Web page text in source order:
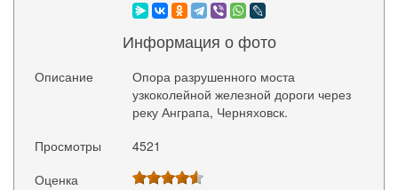
Информация о фото
Описание
Опора разрушенного моста
узкоколейной железной дороги через
реку Анграпа, Черняховск.
Просмотры
4521
Оценка